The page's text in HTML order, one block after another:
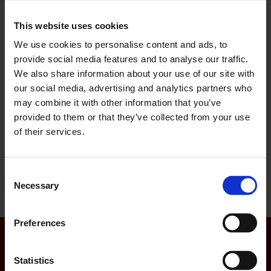
This website uses cookies
We use cookies to personalise content and ads, to
provide social media features and to analyse our traffic.
We also share information about your use of our site with
our social media, advertising and analytics partners who
may combine it with other information that you’ve
provided to them or that they’ve collected from your use
of their services.
Selection
Necessary
Preferences
Statistics
Kontakt mig i dag og modtag
​et uforpligtende tilbud
Jeg udfører det tømrerarbejde du står og har brug for
hjælp til. Send mig din opgave allerede i dag.
RING: +45 8171 1077